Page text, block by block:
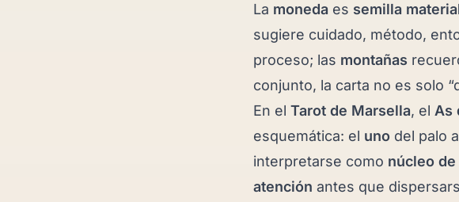
La moneda es semilla
sugiere cuidado, método,
proceso; las montañas
conjunto, la carta no es solo
En el Tarot de Marsella, el As
esquemática: el uno del palo
interpretarse como núcleo
atención antes que